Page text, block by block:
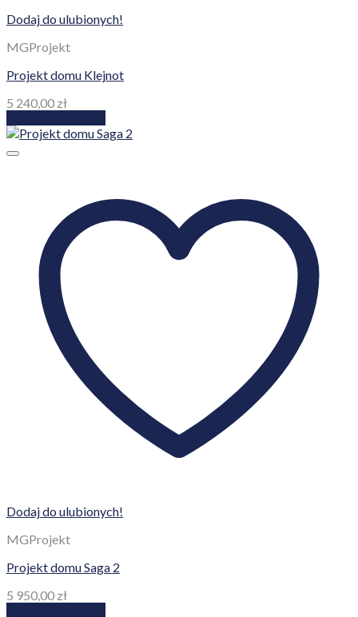
Dodaj do ulubionych!
MGProjekt
Projekt domu Klejnot
5 240,00 zł
Dodaj do ulubionych!
MGProjekt
Projekt domu Saga 2
5 950,00 zł